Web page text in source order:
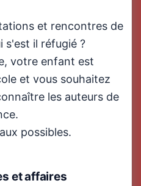
et rencontres de
s'est il réfugié ?
votre enfant est
et vous souhaitez
les auteurs de
possibles.
et affaires